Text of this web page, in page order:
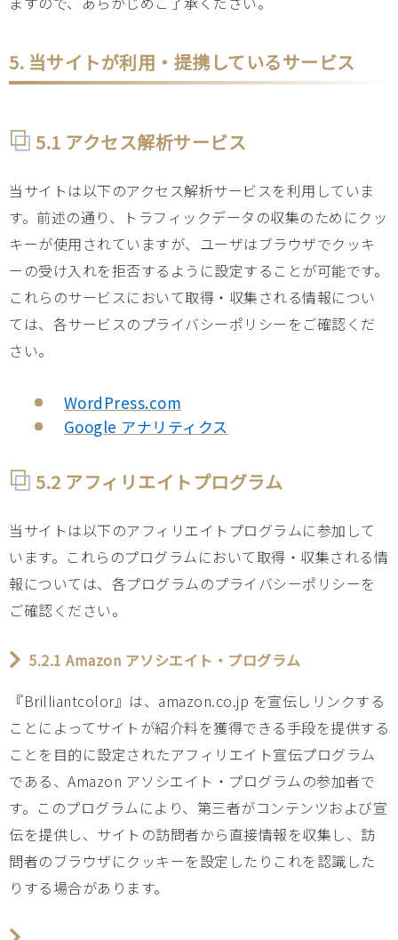
5. 当サイトが利用・提携しているサービス
5.1 アクセス解析サービス
当サイトは以下のアクセス解析サービスを利用していま
す。前述の通り、トラフィックデータの収集のためにクッ
キーが使用されていますが、ユーザはブラウザでクッキ
ーの受け入れを拒否するように設定することが可能です。
これらのサービスにおいて取得・収集される情報につい
ては、各サービスのプライバシーポリシーをご確認くだ
さい。
WordPress.com
Google アナリティクス
5.2 アフィリエイトプログラム
当サイトは以下のアフィリエイトプログラムに参加して
います。これらのプログラムにおいて取得・収集される情
報については、各プログラムのプライバシーポリシーを
ご確認ください。
5.2.1 Amazon アソシエイト・プログラム
『Brilliantcolor』は、amazon.co.jp を宣伝しリンクする
ことによってサイトが紹介料を獲得できる手段を提供する
ことを目的に設定されたアフィリエイト宣伝プログラム
である、Amazon アソシエイト・プログラムの参加者で
す。このプログラムにより、第三者がコンテンツおよび宣
伝を提供し、サイトの訪問者から直接情報を収集し、訪
問者のブラウザにクッキーを設定したりこれを認識した
りする場合があります。